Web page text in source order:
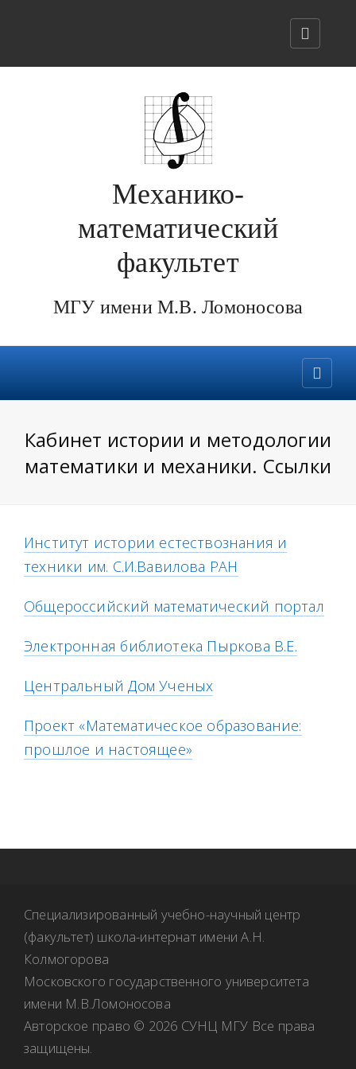
Механико-
математический
факультет
МГУ имени М.В. Ломоносова
Кабинет истории и методологии
математики и механики. Ссылки
Институт истории естествознания и
техники им. С.И.Вавилова РАН
Общероссийский математический портал
Электронная библиотека Пыркова В.Е.
Центральный Дом Ученых
Проект «Математическое образование:
прошлое и настоящее»
Специализированный учебно-научный центр
(факультет) школа-интернат имени А.Н.
Колмогорова
Московского государственного университета
имени М.В.Ломоносова
Авторское право © 2026 СУНЦ МГУ Все права
защищены.